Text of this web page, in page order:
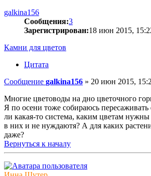
galkina156
Сообщения:3
Зарегистрирован:18 июн 2015,
Камни для цветов
Цитата
Сообщение galkina156 » 20 июн 2015,
Многие цветоводы на дно цветочного
Я по осени тоже собираюсь пересаживать
ли какая-то система, каким цветам
в них и не нуждаютя? А для каких
даже?
Вернуться к началу